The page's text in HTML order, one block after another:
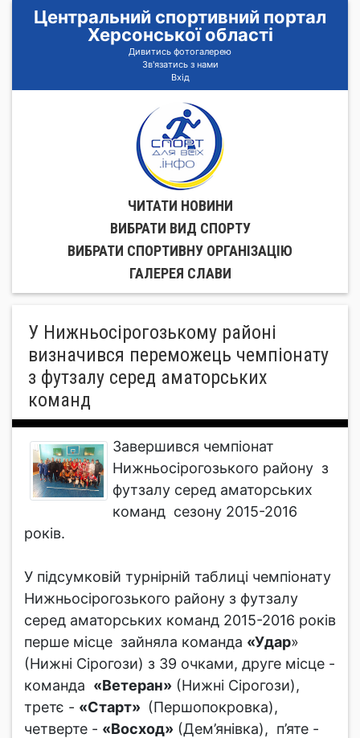
Центральний спортивний портал
Херсонської області
Дивитись фотогалерею
Зв'язатись з нами
Вхід
ЧИТАТИ НОВИНИ
ВИБРАТИ ВИД СПОРТУ
ВИБРАТИ СПОРТИВНУ ОРГАНIЗАЦIЮ
ГАЛЕРЕЯ СЛАВИ
У Нижньосірогозькому районі
визначився переможець чемпіонату
з футзалу серед аматорських
команд
Завершився чемпіонат
Нижньосірогозького району з
футзалу серед аматорських
команд сезону 2015-2016
років.
У підсумковій турнірній таблиці чемпіонату
Нижньосірогозького району з футзалу
серед аматорських команд 2015-2016 років
перше місце зайняла команда «Удар»
(Нижні Сірогози) з 39 очками, друге місце -
команда «Ветеран» (Нижні Сірогози),
третє - «Старт» (Першопокровка),
четверте - «Восход» (Дем’янівка), п’яте -